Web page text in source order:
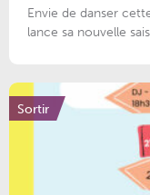
Envie de danser
lance sa nouvelle
Sortir